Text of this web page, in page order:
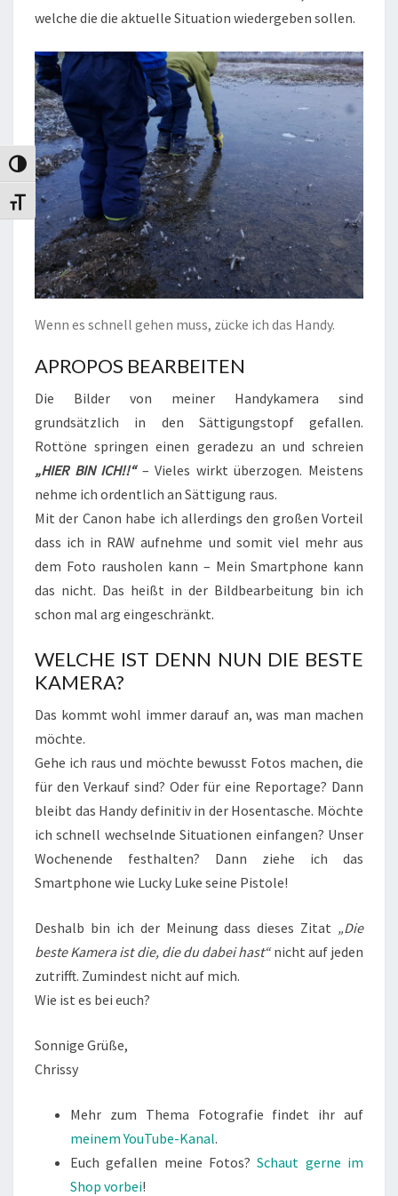
Umschalten auf hohe Kontraste
Schrift vergrößern
welche die die aktuelle Situation wiedergeben sollen.
Wenn es schnell gehen muss, zücke ich das Handy.
APROPOS BEARBEITEN
Die Bilder von meiner Handykamera sind
grundsätzlich in den Sättigungstopf gefallen.
Rottöne springen einen geradezu an und schreien
„HIER BIN ICH!!“– Vieles wirkt überzogen. Meistens
nehme ich ordentlich an Sättigung raus.
Mit der Canon habe ich allerdings den großen Vorteil
dass ich in RAW aufnehme und somit viel mehr aus
dem Foto rausholen kann – Mein Smartphone kann
das nicht. Das heißt in der Bildbearbeitung bin ich
schon mal arg eingeschränkt.
WELCHE IST DENN NUN DIE BESTE
KAMERA?
Das kommt wohl immer darauf an, was man machen
möchte.
Gehe ich raus und möchte bewusst Fotos machen, die
für den Verkauf sind? Oder für eine Reportage? Dann
bleibt das Handy definitiv in der Hosentasche. Möchte
ich schnell wechselnde Situationen einfangen? Unser
Wochenende festhalten? Dann ziehe ich das
Smartphone wie Lucky Luke seine Pistole!
Deshalb bin ich der Meinung dass dieses Zitat „Die
beste Kamera ist die, die du dabei hast“nicht auf jeden
zutrifft. Zumindest nicht auf mich.
Wie ist es bei euch?
Sonnige Grüße,
Chrissy
Mehr zum Thema Fotografie findet ihr auf
meinem YouTube-Kanal.
Euch gefallen meine Fotos?Schaut gerne im
Shop vorbei!